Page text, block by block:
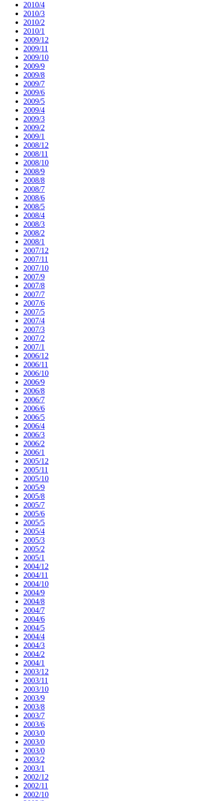
2010/4
2010/3
2010/2
2010/1
2009/12
2009/11
2009/10
2009/9
2009/8
2009/7
2009/6
2009/5
2009/4
2009/3
2009/2
2009/1
2008/12
2008/11
2008/10
2008/9
2008/8
2008/7
2008/6
2008/5
2008/4
2008/3
2008/2
2008/1
2007/12
2007/11
2007/10
2007/9
2007/8
2007/7
2007/6
2007/5
2007/4
2007/3
2007/2
2007/1
2006/12
2006/11
2006/10
2006/9
2006/8
2006/7
2006/6
2006/5
2006/4
2006/3
2006/2
2006/1
2005/12
2005/11
2005/10
2005/9
2005/8
2005/7
2005/6
2005/5
2005/4
2005/3
2005/2
2005/1
2004/12
2004/11
2004/10
2004/9
2004/8
2004/7
2004/6
2004/5
2004/4
2004/3
2004/2
2004/1
2003/12
2003/11
2003/10
2003/9
2003/8
2003/7
2003/6
2003/0
2003/0
2003/0
2003/2
2003/1
2002/12
2002/11
2002/10